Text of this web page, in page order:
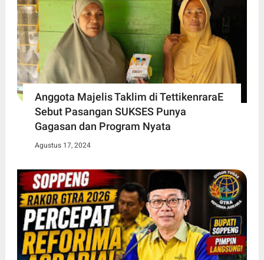
Anggota Majelis Taklim di TettikenraraE
Sebut Pasangan SUKSES Punya
Gagasan dan Program Nyata
Agustus 17, 2024